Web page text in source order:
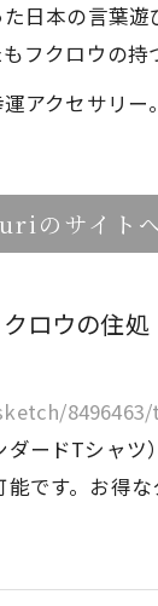
た日本の言葉
フクロウの
アクセサリ
のサイトへ
クロウの
ダードTシャ
です。お得な